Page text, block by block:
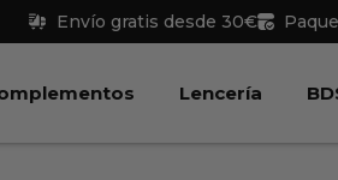
Envío gratis desde 30€
Juguetes AbrirLencería Abrir